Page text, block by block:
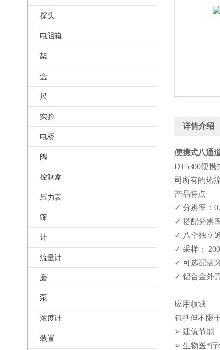
探头
电阻箱
架
盒
尺
实验
电桥
阀
控制盒
压力表
筛
计
流量计
磨
泵
浓度计
装置
详情介绍
便携式八通
DT5300便携
司所有的热
产品特点
✓ 分辨率：
✓ 搭配分辨
✓ 八个独立
✓ 采样：
✓ 可选配蓝
✓ 铝合金外
应用领域
包括但不限
➢ 建筑节能
➢ 生物医*疗